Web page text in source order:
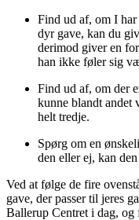
Find ud af, om I
dyr gave, kan du
derimod giver en
han ikke føler sig
Find ud af, om der
kunne blandt andet
helt tredje.
Spørg om en
den eller ej, kan
Ved at følge de fire
gave, der passer til jeres
Ballerup Centret i dag, og